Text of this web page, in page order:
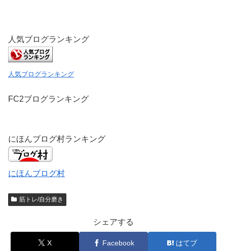
ィ
ン
ド
で
き
ま
人気ブログランキング
人気ブログランキング
FC2ブログランキング
にほんブログ村ランキング
にほんブログ村
筋トレ/自分磨き
シェアする
X Facebook はてブ